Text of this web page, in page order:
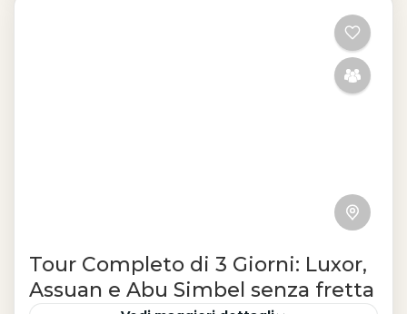
Tour Completo di 3 Giorni: Luxor,
Assuan e Abu Simbel senza fretta